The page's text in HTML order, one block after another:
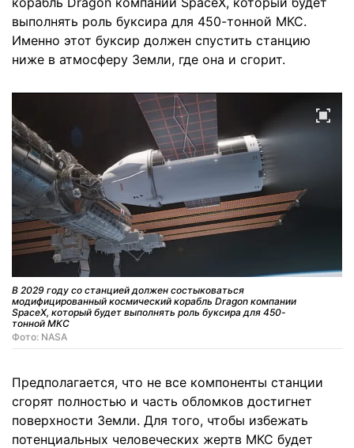
выполнять роль буксира для 450-тонной МКС.
Именно этот буксир должен спустить станцию
ниже в атмосферу Земли, где она и сгорит.
В 2029 году со станцией должен состыковаться
модифицированный космический корабль Dragon компании
SpaceX, который будет выполнять роль буксира для 450-
тонной МКС
Фото: NASA
Предполагается, что не все компоненты станции
сгорят полностью и часть обломков достигнет
поверхности Земли. Для того, чтобы избежать
потенциальных человеческих жертв МКС будет